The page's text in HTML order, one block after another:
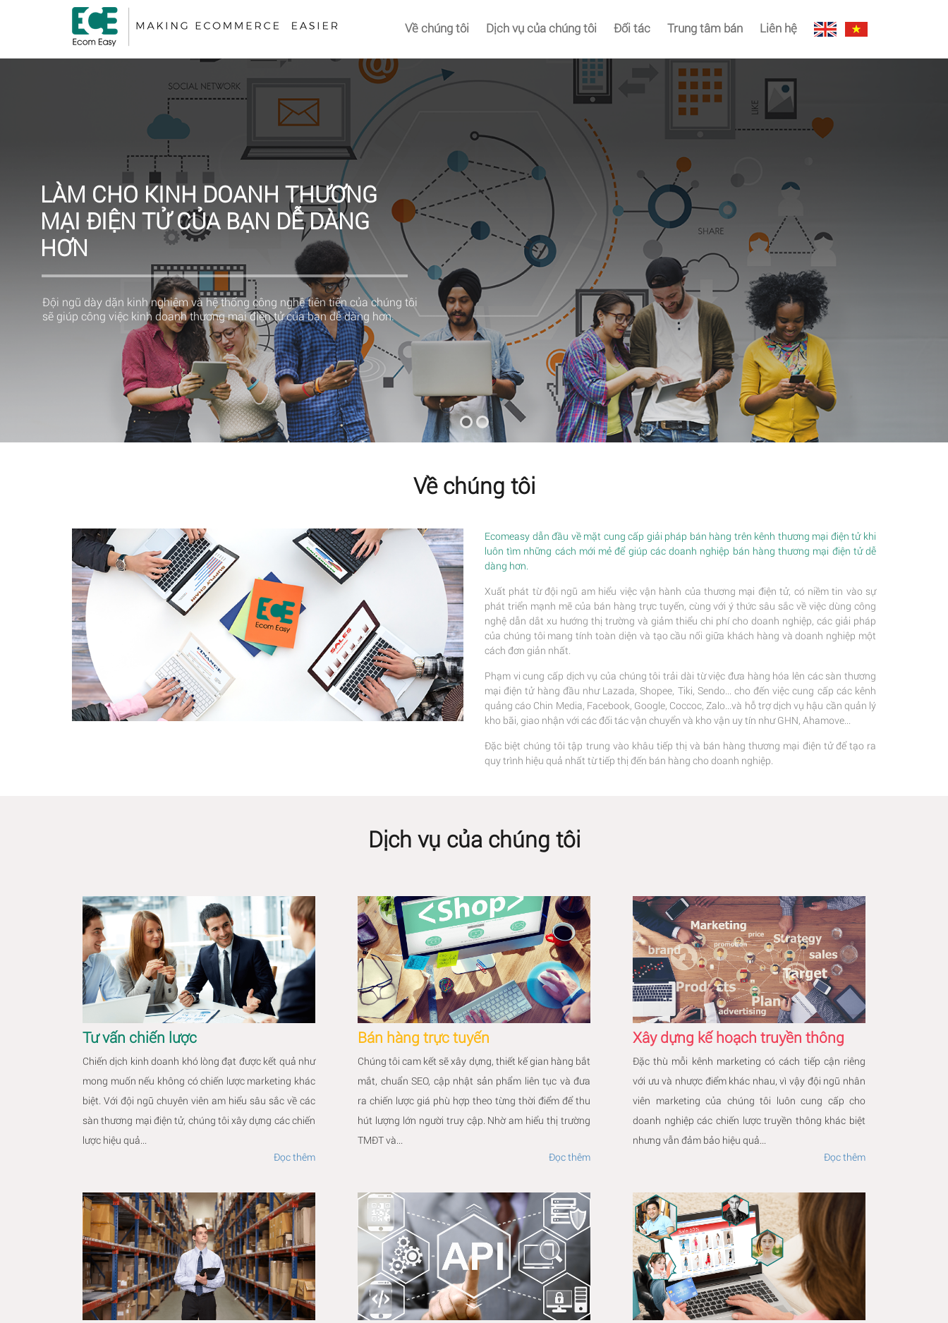
Về chúng tôi Dịch vụ của chúng tôi Đối tác Trung tâm bán Liên hệ
LÀM CHO KINH DOANH THƯƠNG
MẠI ĐIỆN TỬ CỦA BẠN DỄ DÀNG
HƠN
Đội ngũ dày dặn kinh nghiệm và hệ thống công nghệ tiên tiến của chúng tôi
sẽ giúp công việc kinh doanh thương mại điện tử của bạn dễ dàng hơn.
Về chúng tôi
Ecomeasy dẫn đầu về mặt cung cấp giải pháp bán hàng trên kênh thương mại điện tử khi
luôn tìm những cách mới mẻ để giúp các doanh nghiệp bán hàng thương mại điện tử dễ
dàng hơn.
Xuất phát từ đội ngũ am hiểu việc vận hành của thương mại điện tử, có niềm tin vào sự
phát triển mạnh mẽ của bán hàng trực tuyến, cùng với ý thức sâu sắc về việc dùng công
nghệ dẫn dắt xu hướng thị trường và giảm thiểu chi phí cho doanh nghiệp, các giải pháp
của chúng tôi mang tính toàn diện và tạo cầu nối giữa khách hàng và doanh nghiệp một
cách đơn giản nhất.
Phạm vi cung cấp dịch vụ của chúng tôi trải dài từ việc đưa hàng hóa lên các sàn thương
mại điện tử hàng đầu như Lazada, Shopee, Tiki, Sendo... cho đến việc cung cấp các kênh
quảng cáo Chin Media, Facebook, Google, Coccoc, Zalo...và hỗ trợ dịch vụ hậu cần quản lý
kho bãi, giao nhận với các đối tác vận chuyển và kho vận uy tín như GHN, Ahamove...
Đặc biệt chúng tôi tập trung vào khâu tiếp thị và bán hàng thương mại điện tử để tạo ra
quy trình hiệu quả nhất từ tiếp thị đến bán hàng cho doanh nghiệp.
Dịch vụ của chúng tôi
Tư vấn chiến lược
Chiến dịch kinh doanh khó lòng đạt được kết quả như
mong muốn nếu không có chiến lược marketing khác
biệt. Với đội ngũ chuyên viên am hiểu sâu sắc về các
sàn thương mại điện tử, chúng tôi xây dựng các chiến
lược hiệu quả...
Đọc thêm
Bán hàng trực tuyến
Chúng tôi cam kết sẽ xây dựng, thiết kế gian hàng bắt
mắt, chuẩn SEO, cập nhật sản phẩm liên tục và đưa
ra chiến lược giá phù hợp theo từng thời điểm để thu
hút lượng lớn người truy cập. Nhờ am hiểu thị trường
TMĐT và...
Đọc thêm
Xây dựng kế hoạch truyền thông
Đặc thù mỗi kênh marketing có cách tiếp cận riêng
với ưu và nhược điểm khác nhau, vì vậy đội ngũ nhân
viên marketing của chúng tôi luôn cung cấp cho
doanh nghiệp các chiến lược truyền thông khác biệt
nhưng vẫn đảm bảo hiệu quả...
Đọc thêm